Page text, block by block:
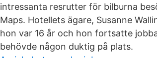
intressanta resrutter för bilburna
Maps. Hotellets ägare, Susanne
hon var 16 år och hon fortsatte
behövde någon duktig på plats.